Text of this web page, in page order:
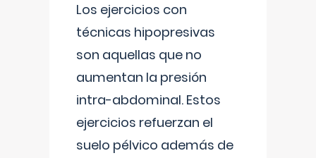
Los ejercicios con
técnicas hipopresivas
son aquellas que no
aumentan la presión
intra-abdominal. Estos
ejercicios refuerzan el
suelo pélvico además de